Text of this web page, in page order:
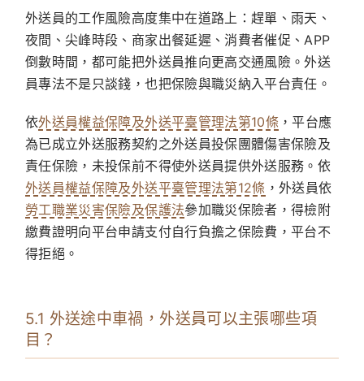
外送員的工作風險高度集中在道路上：趕單、雨天、
夜間、尖峰時段、商家出餐延遲、消費者催促、APP
倒數時間，都可能把外送員推向更高交通風險。外送
員專法不是只談錢，也把保險與職災納入平台責任。
依外送員權益保障及外送平臺管理法第10條 ，平台應
為已成立外送服務契約之外送員投保團體傷害保險及
責任保險，未投保前不得使外送員提供外送服務。依
外送員權益保障及外送平臺管理法第12條 ，外送員依
勞工職業災害保險及保護法參加職災保險者，得檢附
繳費證明向平台申請支付自行負擔之保險費，平台不
得拒絕。
5.1 外送途中車禍，外送員可以主張哪些項
目？